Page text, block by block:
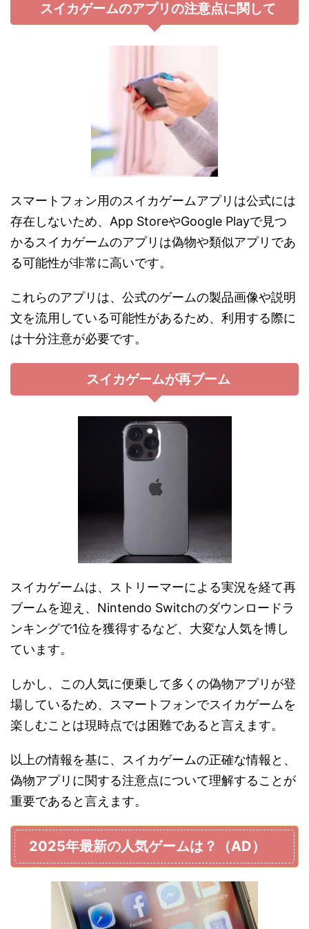
スイカゲームのアプリの注意点に関して
スマートフォン用のスイカゲームアプリは公式には
存在しないため、App StoreやGoogle Playで見つ
かるスイカゲームのアプリは偽物や類似アプリであ
る可能性が非常に高いです。
これらのアプリは、公式のゲームの製品画像や説明
文を流用している可能性があるため、利用する際に
は十分注意が必要です​​。
スイカゲームが再ブーム
スイカゲームは、ストリーマーによる実況を経て再
ブームを迎え、Nintendo Switchのダウンロードラ
ンキングで1位を獲得するなど、大変な人気を博し
ています​。
しかし、この人気に便乗して多くの偽物アプリが登
場しているため、スマートフォンでスイカゲームを
楽しむことは現時点では困難であると言えます。
以上の情報を基に、スイカゲームの正確な情報と、
偽物アプリに関する注意点について理解することが
重要であると言えます。
2025年最新の人気ゲームは？（AD）